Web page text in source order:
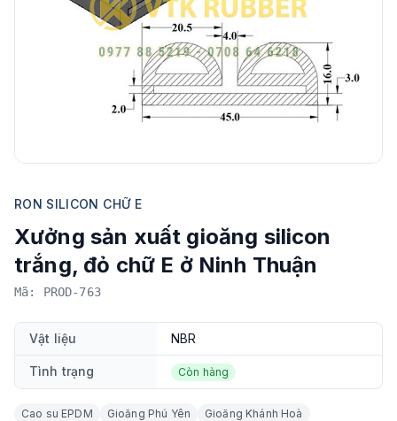
RON SILICON CHỮ E
Xưởng sản xuất gioăng silicon
trắng, đỏ chữ E ở Ninh Thuận
Mã: PROD-763
Vật liệu NBR
Tình trạng Còn hàng
Cao su EPDM Gioăng Phú Yên
Gioăng Khánh Hoà